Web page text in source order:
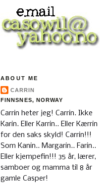
ABOUT ME
CARRIN
FINNSNES, NORWAY
Carrin heter jeg! Carrin. Ikke
Karin. Eller Karrin.. Eller Kærrin
for den saks skyld! Carrin!!!
Som Kanin.. Margarin.. Farin..
Eller kjempefin!!! 35 år, lærer,
samboer og mamma til 8 år
gamle Casper!